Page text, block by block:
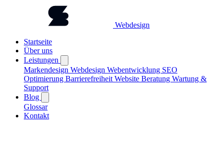
Webdesign
Startseite
Über uns
Leistungen
Markendesign Webdesign Webentwicklung SEO
Optimierung Barrierefreiheit Website Beratung Wartung &
Support
Blog
Glossar
Kontakt